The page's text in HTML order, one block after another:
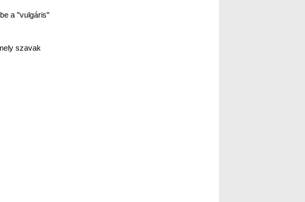
a "vulgáris"
szavak